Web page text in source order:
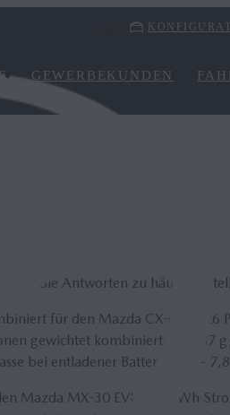
GEWERBEKUNDEN
Sie Antworten zu häufig
für den Mazda CX-60
gewichtet kombiniert: 85 - 87
bei entladener Batterie: 7,7 -
Mazda MX-30 EV: 17,9 kWh